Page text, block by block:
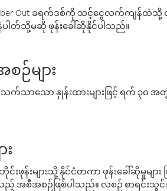
Out ခရက်ဒစ်ကို သင့်ငွေလက်ကျန်ထဲသို့
ပါတ်သို့မဆို ဖုန်းခေါ်ဆိုနိုင်ပါသည်။
ဉ်များ
က်သာသော နှုန်းထားများဖြင့် ရက် ၃
င်းဖုန်းများသို့ နိုင်ငံတကာ ဖုန်းခေါ်ဆိုမှု
အစီအစဉ်ဖြစ်ပါသည်။ လစဉ် စာရင်းသွ